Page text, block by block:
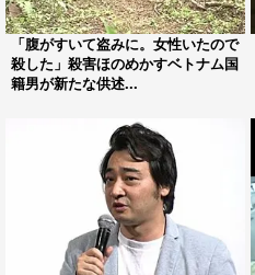
「腹がすいて盗みに。女性いたので
殺した」殺害ほのめかすベトナム国
籍男が新たな供述...